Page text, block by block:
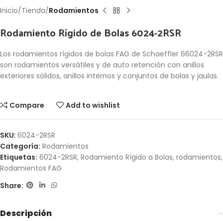
Inicio Tienda Rodamientos
Rodamiento Rígido de Bolas 6024-2RSR
Los rodamientos rígidos de bolas FAG de Schaeffler 66024-2RSR
son rodamientos versátiles y de auto retención con anillos
exteriores sólidos, anillos internos y conjuntos de bolas y jaulas.
Compare Add to wishlist
SKU: 6024-2RSR
Categoría: Rodamientos
Etiquetas: 6024-2RSR, Rodamiento Rígido a Bolas, rodamientos,
Rodamientos FAG
Share:
Descripción